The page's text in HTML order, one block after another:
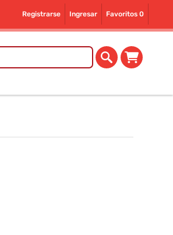
Registrarse Ingresar Favoritos 0